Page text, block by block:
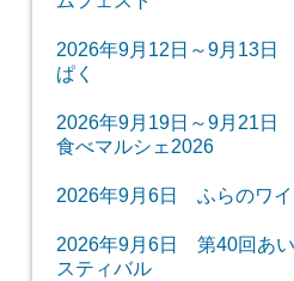
2026年9月12日～9月13日
ぱく
2026年9月19日～9月21日
食べマルシェ2026
2026年9月6日 ふらのワ
2026年9月6日 第40回あ
スティバル